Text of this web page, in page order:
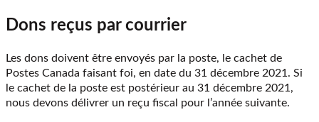
Dons reçus par courrier
Les dons doivent être envoyés par la poste, le cachet de
Postes Canada faisant foi, en date du 31 décembre 2021. Si
le cachet de la poste est postérieur au 31 décembre 2021,
nous devons délivrer un reçu fiscal pour l’année suivante.